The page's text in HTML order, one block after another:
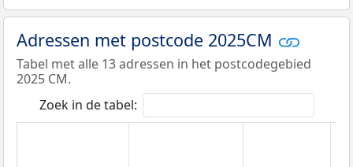
Adressen met postcode 2025CM
Tabel met alle 13 adressen in het postcodegebied
2025 CM.
Zoek in de tabel: